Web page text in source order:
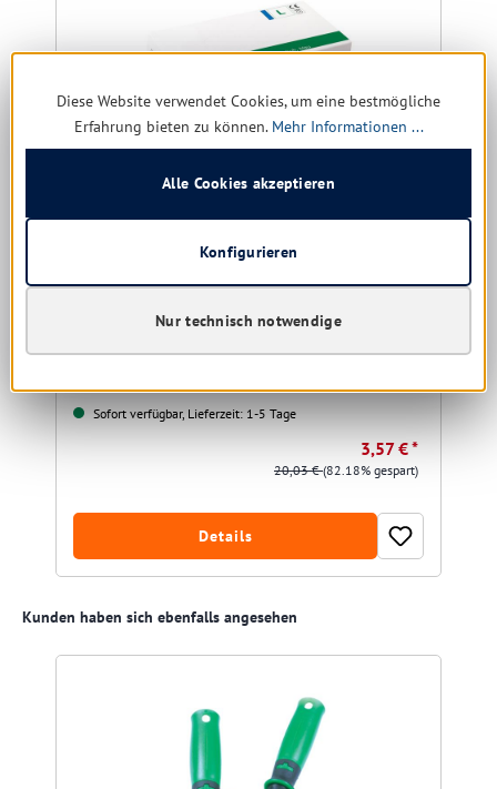
Nitril Handschuh puderfrei, L
Sofort verfügbar, Lieferzeit: 1-5 Tage
3,57 € *
20,03 €(82.18% gespart)
Details
Produktgalerie überspringen
Kunden haben sich ebenfalls angesehen
Diese Website verwendet Cookies, um eine bestmögliche
Erfahrung bieten zu können. Mehr Informationen ...
Nur technisch notwendige
Konfigurieren
Alle Cookies akzeptieren